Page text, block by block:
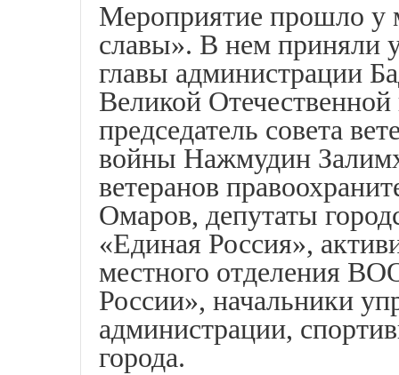
Мероприятие прошло у
славы». В нем приняли
главы администрации
Великой
председатель совета
войны Нажмудин
ветеранов
Омаров, депутаты
«Единая Россия»,
местного отделения
России», начальники
администрации,
города.